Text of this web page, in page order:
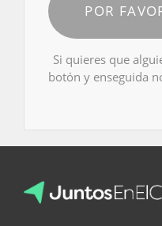
POR
Si quieres que
botón y enseguida